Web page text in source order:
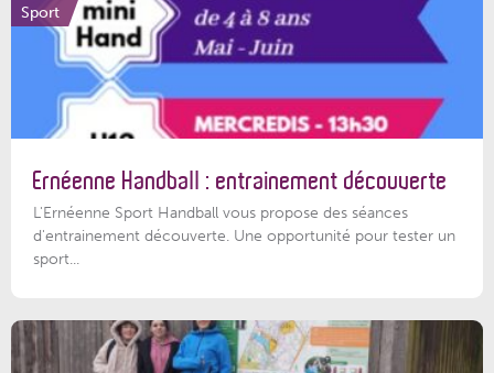
Sport
Ernéenne Handball : entrainement découverte
L'Ernéenne Sport Handball vous propose des séances
d'entrainement découverte. Une opportunité pour tester un
sport...